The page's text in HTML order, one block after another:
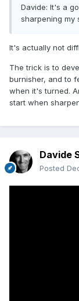
Davide: It's a
sharpening my
It's actually not
The trick is to
burnisher, and to
when it's turned.
start when
Davide
Posted